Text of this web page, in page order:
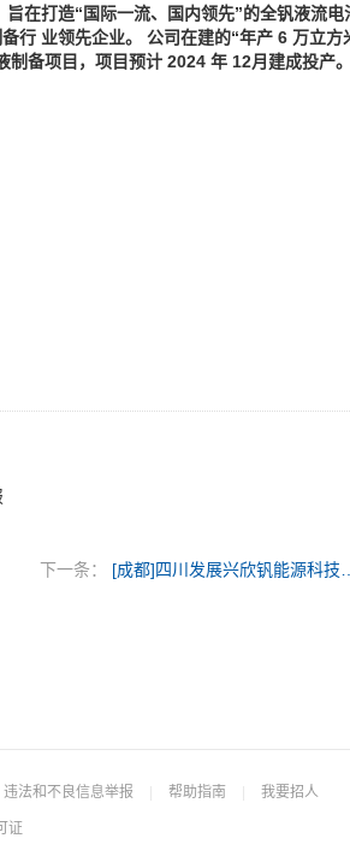
在打造“国际一流、国内领先”的全钒液流电
行 业领先企业。 公司在建的“年产 6 万立方
备项目，项目预计 2024 年 12月建成投产。
下一条： [成都]四川发展
违法和不良信息举报 帮助指南 我要招人
证